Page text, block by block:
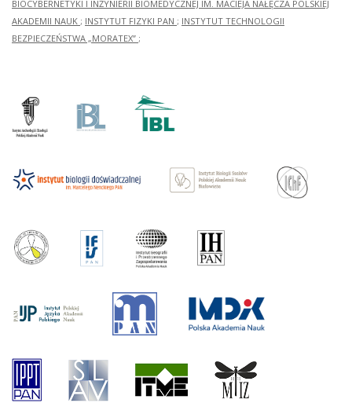
BIOCYBERNETYKI I INŻYNIERII BIOMEDYCZNEJ IM. MACIEJA NAŁĘCZA POLSKIEJ
AKADEMII NAUK ; INSTYTUT FIZYKI PAN ; INSTYTUT TECHNOLOGII
BEZPIECZEŃSTWA „MORATEX” ;